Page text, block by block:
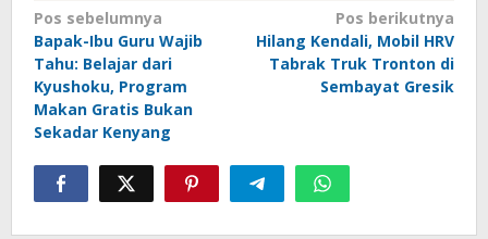
Navigasi
pos
Pos sebelumnya
Bapak-Ibu Guru Wajib
Tahu: Belajar dari
Kyushoku, Program
Makan Gratis Bukan
Sekadar Kenyang
Pos berikutnya
Hilang Kendali, Mobil HRV
Tabrak Truk Tronton di
Sembayat Gresik